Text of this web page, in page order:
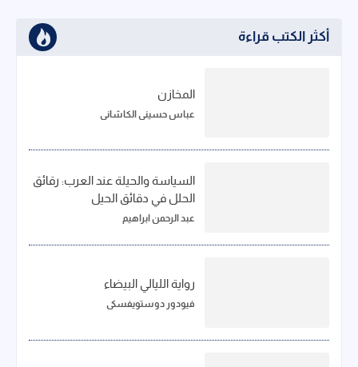
أكثر الكتب قراءة
المخازن
عباس حسيني الكاشاني
السياسة والحيلة عند العرب: رقائق
الحلل في دقائق الحيل
عبد الرحمن ابراهيم
رواية الليالي البيضاء
فيودور دوستويفسكي